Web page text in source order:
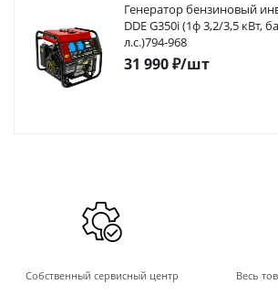
Генератор бензиновый
DDE G350i (1ф 3,2/3,5 кВт,
л.с.)794-968
31 990₽/шт
Собственный сервисный центр Весь